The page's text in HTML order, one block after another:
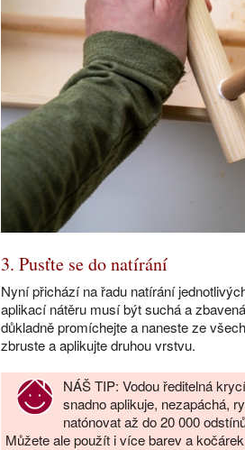
3. Pusťte se do natírání
Nyní přichází na řadu natírání
aplikací nátěru musí být suchá a
důkladně promíchejte a naneste ze
zbruste a aplikujte druhou vrstvu.
NÁŠ TIP: Vodou ředitelná
snadno aplikuje, nezapáchá,
natónovat až do 20 000
Můžete ale použít i více barev a